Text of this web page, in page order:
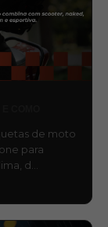
de moto
para
d…